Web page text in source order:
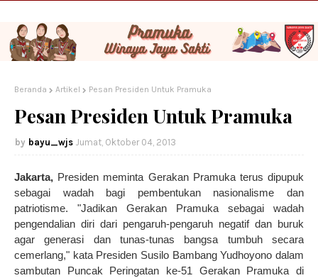
Beranda Artikel Pesan Presiden Untuk Pramuka
Pesan Presiden Untuk Pramuka
bayu_wjs Jumat, Oktober 04, 2013
Jakarta, Presiden meminta Gerakan Pramuka terus dipupuk
sebagai wadah bagi pembentukan nasionalisme dan
patriotisme. "Jadikan Gerakan Pramuka sebagai wadah
pengendalian diri dari pengaruh-pengaruh negatif dan buruk
agar generasi dan tunas-tunas bangsa tumbuh secara
cemerlang," kata Presiden Susilo Bambang Yudhoyono dalam
sambutan Puncak Peringatan ke-51 Gerakan Pramuka di